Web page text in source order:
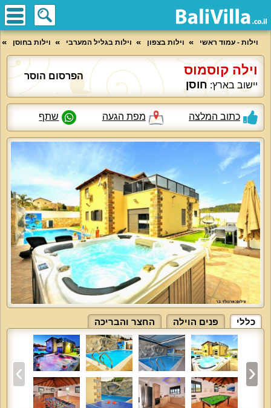
וילות - עמוד ראשי וילות בצפון וילות בגליל המערבי וילות בחוסן
וילה קוסמוס
יישוב בארץ: חוסן
הפרסום הוסר
כתוב המלצה מפת הגעה שתף
כללי פנים הוילה החצר והבריכה